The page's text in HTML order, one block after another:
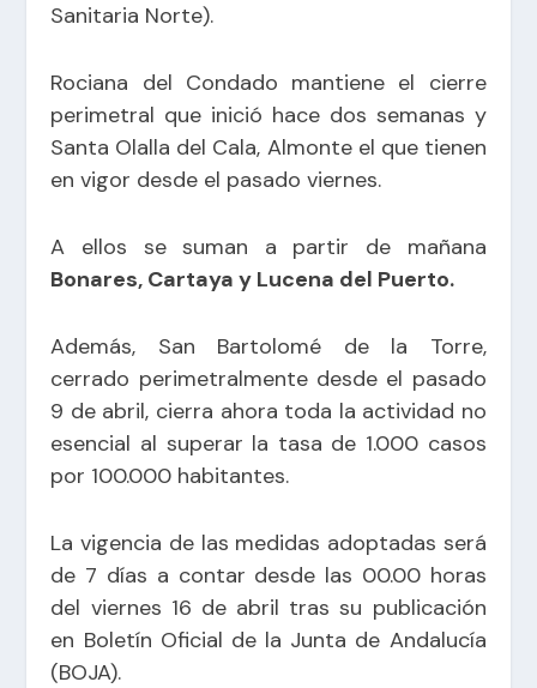
Sanitaria Norte).
Rociana del Condado mantiene el cierre
perimetral que inició hace dos semanas y
Santa Olalla del Cala, Almonte el que tienen
en vigor desde el pasado viernes.
A ellos se suman a partir de mañana
Bonares, Cartaya y Lucena del Puerto.
Además, San Bartolomé de la Torre,
cerrado perimetralmente desde el pasado
9 de abril, cierra ahora toda la actividad no
esencial al superar la tasa de 1.000 casos
por 100.000 habitantes.
La vigencia de las medidas adoptadas será
de 7 días a contar desde las 00.00 horas
del viernes 16 de abril tras su publicación
en Boletín Oficial de la Junta de Andalucía
(BOJA).